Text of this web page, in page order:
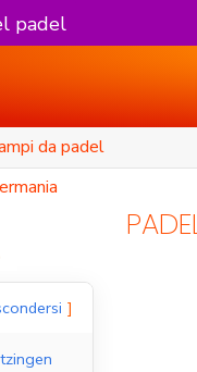
padel
da padel